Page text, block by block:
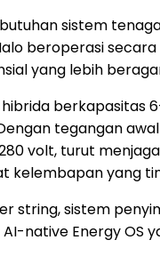
sistem
beroperasi
yang lebih
berkapasitas
tegangan
volt, turut
kelembapan yang
string, sistem
native Energy OS